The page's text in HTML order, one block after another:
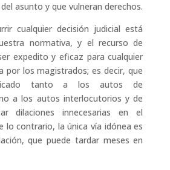
asunto y que vulneran derechos.
cualquier decisión judicial está
normativa, y el recurso de
expedito y eficaz para cualquier
por los magistrados; es decir, que
tanto a los autos de
a los autos interlocutorios y de
dilaciones innecesarias en el
lo contrario, la única vía idónea es
que puede tardar meses en